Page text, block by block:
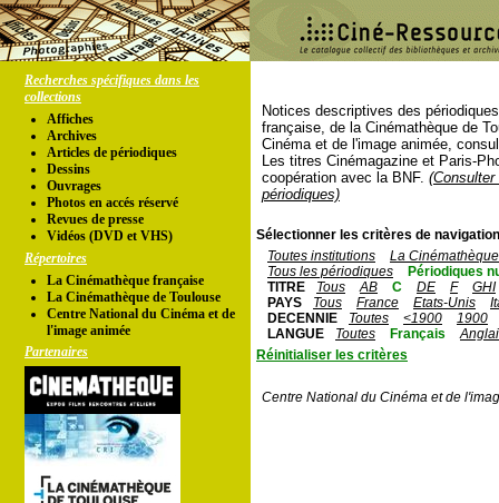
Recherches spécifiques dans les
collections
Affiches
Archives
Articles de périodiques
Dessins
Ouvrages
Photos en accés réservé
Revues de presse
Vidéos (DVD et VHS)
Répertoires
La Cinémathèque française
La Cinémathèque de Toulouse
Centre National du Cinéma et de
l'image animée
Partenaires
Notices descriptives des
française, de la Cinémathèque de
Cinéma et de l'image animée,
Les titres Cinémagazine et Paris-
coopération avec la BNF.
périodiques)
Sélectionner les critères de
Toutes institutions
La
Tous les périodiques
Périodiques
TITRE
Tous AB C DE F
GHI
PAYS
Tous France Etats-Unis
DECENNIE
Toutes <1900
1900
LANGUE
Toutes Français
Réinitialiser les critères
Centre National du Cinéma et de